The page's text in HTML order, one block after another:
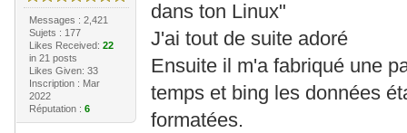
Messages : 2,421
Sujets : 177
Likes Received: 22
in 21 posts
Likes Given: 33
Inscription : Mar
2022
Réputation : 6
dans ton Linux"
J'ai tout de suite adoré
Ensuite il m'a fabriqué une
temps et bing les données
formatées.